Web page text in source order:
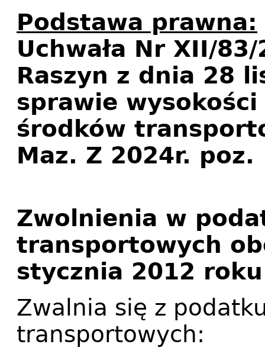
Podstawa prawna:
Uchwała Nr XII/
Raszyn z dnia 28
sprawie
środków
Maz. Z 2024r.
Zwolnienia w
transportowych
stycznia 2012 roku
Zwalnia się z
transportowych: